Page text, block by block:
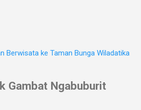
Berwisata ke Taman Bunga Wiladatika
Gambat Ngabuburit